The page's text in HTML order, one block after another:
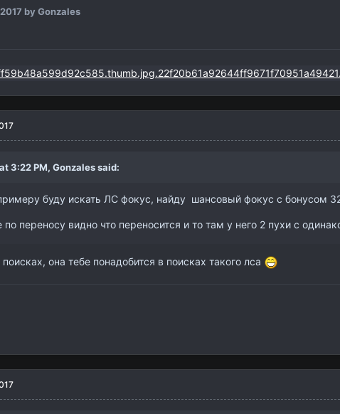
by Gonzales
3:22 PM, Gonzalessaid:
буду искать ЛС фокус, найду шансовый фокус с бонусом
по переносу видно что переносится и то там у него 2 пухи с
она тебе понадобится в поисках такого лса